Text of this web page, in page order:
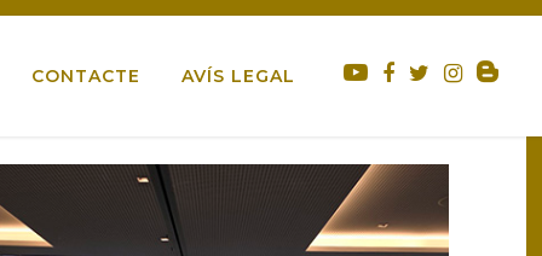
CONTACTE AVÍS LEGAL
PARTICIPACIÓ